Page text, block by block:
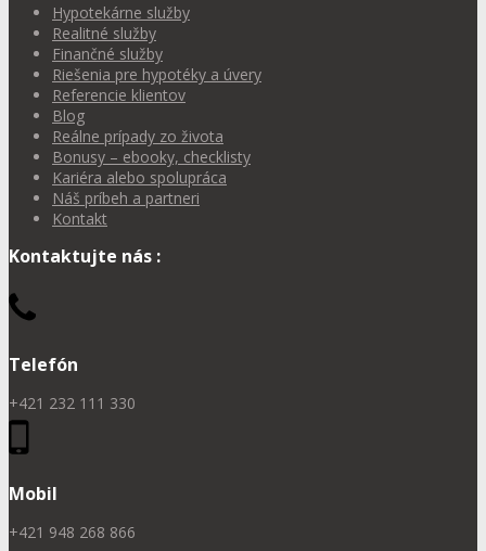
Hypotekárne služby
Realitné služby
Finančné služby
Riešenia pre hypotéky a úvery
Referencie klientov
Blog
Reálne prípady zo života
Bonusy – ebooky, checklisty
Kariéra alebo spolupráca
Náš príbeh a partneri
Kontakt
Kontaktujte nás :
Telefón
+421 232 111 330
Mobil
+421 948 268 866